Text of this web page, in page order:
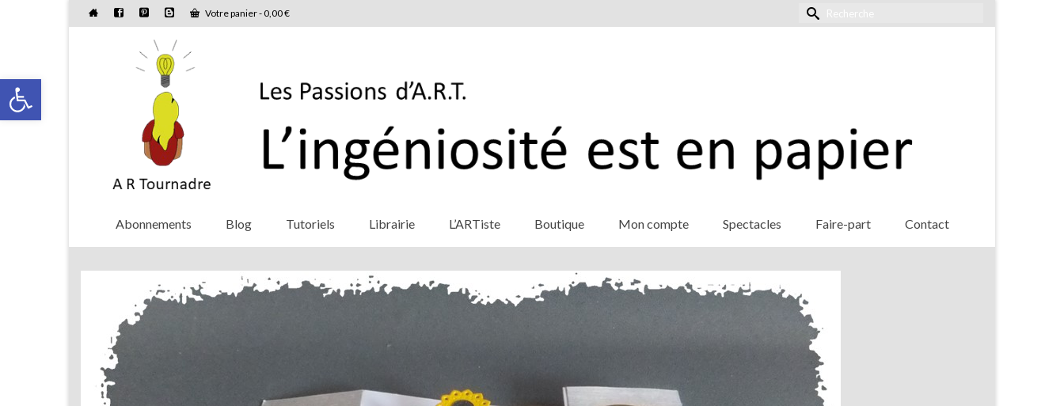
Ouvrir la barre d’outils
Votre panier-0,00€ Rechercher :
Abonnements Blog Tutoriels Librairie L’ARTiste Boutique Mon compte Spectacles Faire-part Contact